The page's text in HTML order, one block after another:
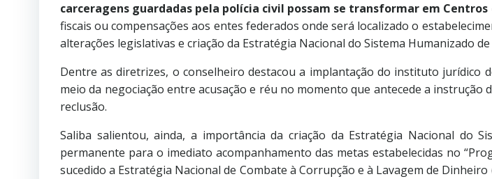
carceragens guardadas pela polícia civil possam se transformar em
fiscais ou compensações aos entes federados onde será localizado o
alterações legislativas e criação da Estratégia Nacional do Sistema Humanizado de
Dentre as diretrizes, o conselheiro destacou a implantação do instituto jurídico
meio da negociação entre acusação e réu no momento que antecede a
reclusão.
Saliba salientou, ainda, a importância da criação da Estratégia Nacional do
permanente para o imediato acompanhamento das metas estabelecidas no
sucedido a Estratégia Nacional de Combate à Corrupção e à Lavagem de